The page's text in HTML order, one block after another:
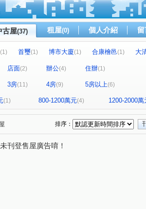
古屋(37) 租屋(0) 個人介紹
(1) 首璽(1) 博市大廈(1) 合康檜邑(1)
大
興華路 中悦森PLAZA
2(1) 國王之森(1) 中悅環球企業總部
(1) 台北桃源(1) 昭揚君喆 (1)
中埔一街(1) 南平路(1) 民富二街(1)
日光
(2) 興華路(1) 三民路三段(1)
正光路(1) 愛八街(1) 國豐五街(1)
大有
宏昌十街(1) 明新八街
店面(2) 辦公(4) 住辦(1)
3房(11) 4房(9) 5房以上(6)
(1) 800-1200萬元(4) 1200-2000萬
排序：
刊登售屋廣告唷！